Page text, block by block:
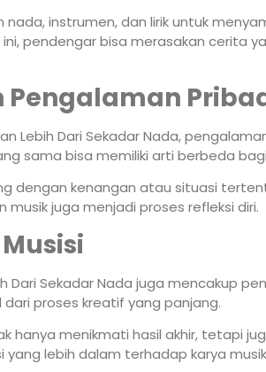
instrumen, dan lirik untuk
pendengar bisa merasakan cerita
Pengalaman
Lebih Dari Sekadar Nada,
sama bisa memiliki arti berbeda
dengan kenangan atau situasi
juga menjadi proses refleksi diri.
Dari Sekadar Nada juga mencakup
proses kreatif yang panjang.
hanya menikmati hasil akhir, tetapi
yang lebih dalam terhadap karya